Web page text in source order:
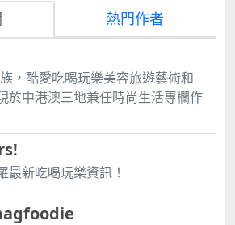
熱門作者
，酷愛吃喝玩樂美容旅遊藝術和
於中港澳三地兼任時尚生活專欄作
最新吃喝玩樂資訊！